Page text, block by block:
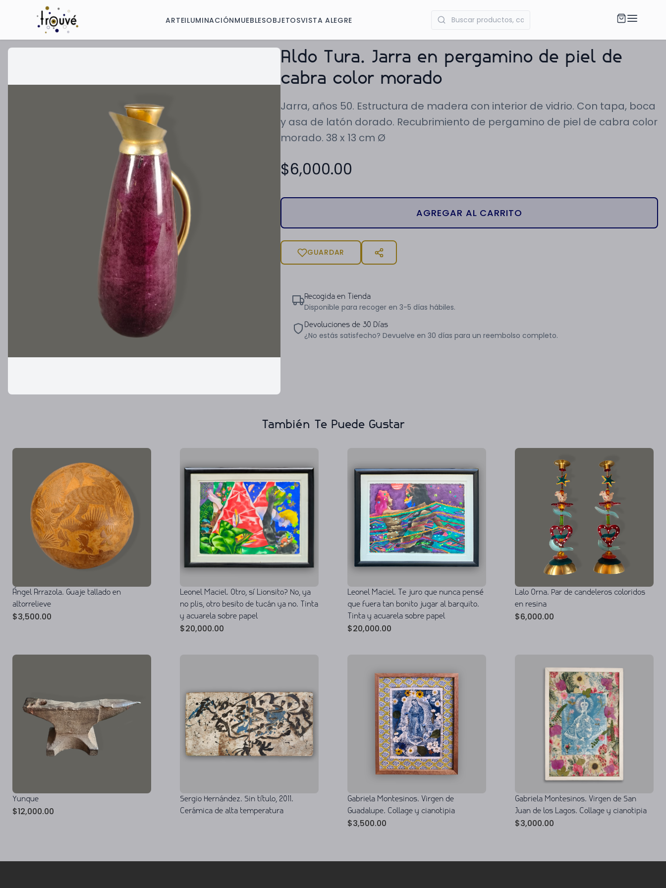
ARTEILUMINACIÓNMUEBLESOBJETOSVISTA ALEGRE
Aldo Tura. Jarra en pergamino de piel de
cabra color morado
Jarra, años 50. Estructura de madera con interior de vidrio. Con tapa, boca
y asa de latón dorado. Recubrimiento de pergamino de piel de cabra color
morado. 38 x 13 cm Ø
$6,000.00
AGREGAR AL CARRITO
GUARDAR
Recogida en Tienda
Disponible para recoger en 3-5 días hábiles.
Devoluciones de 30 Días
¿No estás satisfecho? Devuelve en 30 días para un reembolso completo.
También Te Puede Gustar
Ángel Arrazola. Guaje tallado en
altorrelieve
$3,500.00
Leonel Maciel. Otro, sí Lionsito? No, ya
no plis, otro besito de tucán ya no. Tinta
y acuarela sobre papel
$20,000.00
Leonel Maciel. Te juro que nunca pensé
que fuera tan bonito jugar al barquito.
Tinta y acuarela sobre papel
$20,000.00
Lalo Orna. Par de candeleros coloridos
en resina
$6,000.00
Yunque
$12,000.00
Sergio Hernández. Sin título, 2011.
Cerámica de alta temperatura
Gabriela Montesinos. Virgen de
Guadalupe. Collage y cianotipia
$3,500.00
Gabriela Montesinos. Virgen de San
Juan de los Lagos. Collage y cianotipia
$3,000.00